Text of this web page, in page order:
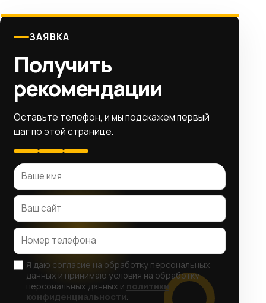
ЗАЯВКА
Получить
рекомендации
Оставьте телефон, и мы подскажем первый
шаг по этой странице.
Я даю согласие на обработку персональных
данных и принимаю условия на обработку
персональных данных и политики
конфиденциальности.